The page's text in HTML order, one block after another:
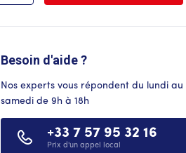
Besoin d'aide ?
Nos experts vous répondent du lundi au
samedi de 9h à 18h
+33 7 57 95 32 16
Prix d'un appel local